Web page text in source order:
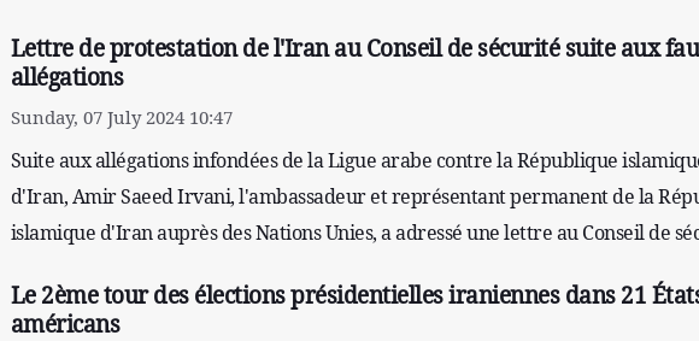
Lettre de protestation de l'Iran au Conseil de sécurité suite aux
allégations
Sunday, 07 July 2024 10:47
Suite aux allégations infondées de la Ligue arabe contre la République
d'Iran, Amir Saeed Irvani, l'ambassadeur et représentant permanent de la
islamique d'Iran auprès des Nations Unies, a adressé une lettre au Conseil de
Le 2ème tour des élections présidentielles iraniennes dans 21
américans